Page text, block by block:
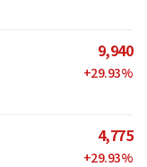
9,940
+29.93%
4,775
+29.93%